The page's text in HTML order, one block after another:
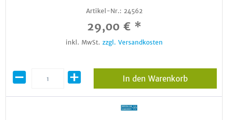
Artikel-Nr.: 24562
29,00 € *
inkl. MwSt. zzgl. Versandkosten
In den Warenkorb